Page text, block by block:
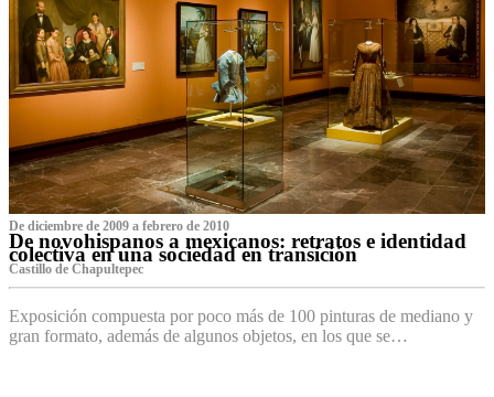
De diciembre de 2009 a febrero de 2010
De novohispanos a mexicanos: retratos e identidad
colectiva en una sociedad en transición
Castillo de Chapultepec
Exposición compuesta por poco más de 100 pinturas de mediano y
gran formato, además de algunos objetos, en los que se…